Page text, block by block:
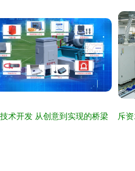
术开发 从创意到实现的桥梁